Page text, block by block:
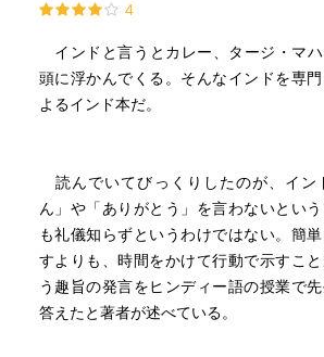
4
インドと言うとカレー、タージ・マ
頭に浮かんでくる。そんなインドを専
よるインド本だ。
読んでいてびっくりしたのが、イン
ん」や「ありがとう」を言わないとい
も礼儀知らずというわけではない。簡
すよりも、時間をかけて行動で示すこ
う趣旨の発言をヒンディー語の授業で
答えたと著者が述べている。